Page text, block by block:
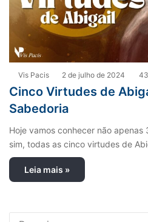
Vis Pacis 2 de julho de 2024
Cinco Virtudes de
Sabedoria
Hoje vamos conhecer não
sim, todas as cinco virtudes de
Leia mais »